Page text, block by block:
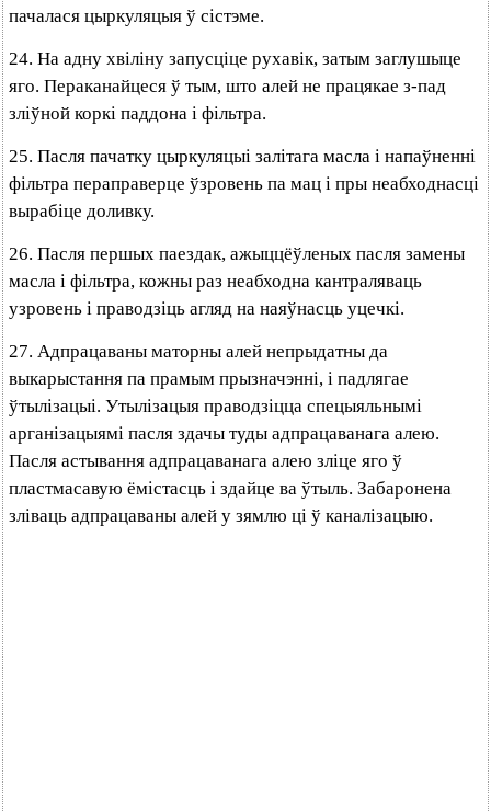
пачалася цыркуляцыя ў сістэме.
24. На адну хвіліну запусціце рухавік, затым заглушыце
яго. Пераканайцеся ў тым, што алей не працякае з-пад
зліўной коркі паддона і фільтра.
25. Пасля пачатку цыркуляцыі залітага масла і напаўненні
фільтра пераправерце ўзровень па мац і пры неабходнасці
вырабіце доливку.
26. Пасля першых паездак, ажыццёўленых пасля замены
масла і фільтра, кожны раз неабходна кантраляваць
узровень і праводзіць агляд на наяўнасць уцечкі.
27. Адпрацаваны маторны алей непрыдатны да
выкарыстання па прамым прызначэнні, і падлягае
ўтылізацыі. Утылізацыя праводзіцца спецыяльнымі
арганізацыямі пасля здачы туды адпрацаванага алею.
Пасля астывання адпрацаванага алею зліце яго ў
пластмасавую ёмістасць і здайце ва ўтыль. Забаронена
зліваць адпрацаваны алей у зямлю ці ў каналізацыю.